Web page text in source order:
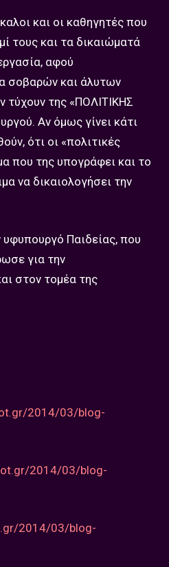
και οι καθηγητές που
τους και τα δικαιώματά
αφού
σοβαρών και άλυτων
τύχουν της «ΠΟΛΙΤΙΚΗΣ
Αν όμως γίνει κάτι
ότι οι «πολιτικές
που της υπογράφει και το
να δικαιολογήσει την
υφυπουργό Παιδείας, που
για την
στον τομέα της
2014/03/blog-
2014/03/blog-
2014/03/blog-